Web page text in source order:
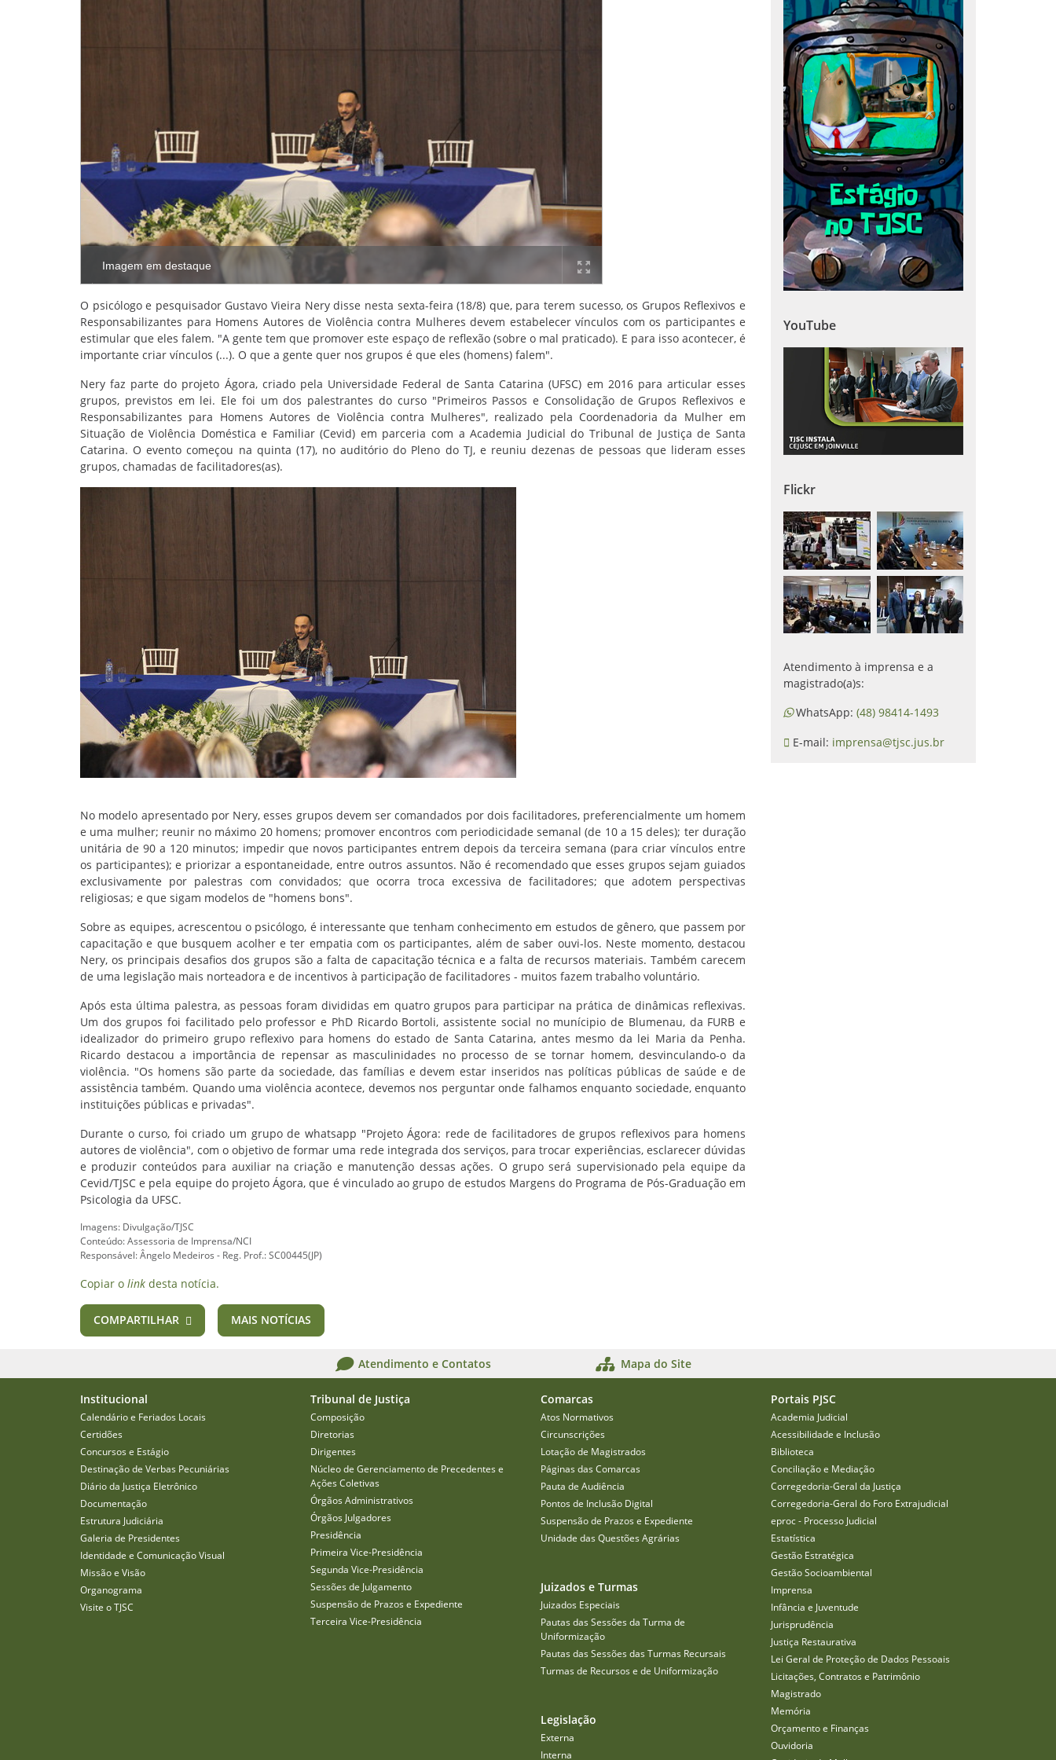
Imagem em destaque
O psicólogo e pesquisador Gustavo Vieira Nery disse nesta sexta-feira (18/8) que, para terem sucesso, os Grupos Reflexivos e
Responsabilizantes para Homens Autores de Violência contra Mulheres devem estabelecer vínculos com os participantes e
estimular que eles falem. "A gente tem que promover este espaço de reflexão (sobre o mal praticado). E para isso acontecer, é
importante criar vínculos (...). O que a gente quer nos grupos é que eles (homens) falem".
Nery faz parte do projeto Ágora, criado pela Universidade Federal de Santa Catarina (UFSC) em 2016 para articular esses
grupos, previstos em lei. Ele foi um dos palestrantes do curso "Primeiros Passos e Consolidação de Grupos Reflexivos e
Responsabilizantes para Homens Autores de Violência contra Mulheres", realizado pela Coordenadoria da Mulher em
Situação de Violência Doméstica e Familiar (Cevid) em parceria com a Academia Judicial do Tribunal de Justiça de Santa
Catarina. O evento começou na quinta (17), no auditório do Pleno do TJ, e reuniu dezenas de pessoas que lideram esses
grupos, chamadas de facilitadores(as).
No modelo apresentado por Nery, esses grupos devem ser comandados por dois facilitadores, preferencialmente um homem
e uma mulher; reunir no máximo 20 homens; promover encontros com periodicidade semanal (de 10 a 15 deles); ter duração
unitária de 90 a 120 minutos; impedir que novos participantes entrem depois da terceira semana (para criar vínculos entre
os participantes); e priorizar a espontaneidade, entre outros assuntos. Não é recomendado que esses grupos sejam guiados
exclusivamente por palestras com convidados; que ocorra troca excessiva de facilitadores; que adotem perspectivas
religiosas; e que sigam modelos de "homens bons".
Sobre as equipes, acrescentou o psicólogo, é interessante que tenham conhecimento em estudos de gênero, que passem por
capacitação e que busquem acolher e ter empatia com os participantes, além de saber ouvi-los. Neste momento, destacou
Nery, os principais desafios dos grupos são a falta de capacitação técnica e a falta de recursos materiais. Também carecem
de uma legislação mais norteadora e de incentivos à participação de facilitadores - muitos fazem trabalho voluntário.
Após esta última palestra, as pessoas foram divididas em quatro grupos para participar na prática de dinâmicas reflexivas.
Um dos grupos foi facilitado pelo professor e PhD Ricardo Bortoli, assistente social no munícipio de Blumenau, da FURB e
idealizador do primeiro grupo reflexivo para homens do estado de Santa Catarina, antes mesmo da lei Maria da Penha.
Ricardo destacou a importância de repensar as masculinidades no processo de se tornar homem, desvinculando-o da
violência. "Os homens são parte da sociedade, das famílias e devem estar inseridos nas políticas públicas de saúde e de
assistência também. Quando uma violência acontece, devemos nos perguntar onde falhamos enquanto sociedade, enquanto
instituições públicas e privadas".
Durante o curso, foi criado um grupo de whatsapp "Projeto Ágora: rede de facilitadores de grupos reflexivos para homens
autores de violência", com o objetivo de formar uma rede integrada dos serviços, para trocar experiências, esclarecer dúvidas
e produzir conteúdos para auxiliar na criação e manutenção dessas ações. O grupo será supervisionado pela equipe da
Cevid/TJSC e pela equipe do projeto Ágora, que é vinculado ao grupo de estudos Margens do Programa de Pós-Graduação em
Psicologia da UFSC.
Imagens: Divulgação/TJSC
Conteúdo: Assessoria de Imprensa/NCI
Responsável: Ângelo Medeiros - Reg. Prof.: SC00445(JP)
Copiar o link desta notícia.
COMPARTILHAR MAIS NOTÍCIAS
YouTube
Flickr
Atendimento à imprensa e a
magistrado(a)s:
WhatsApp: (48) 98414-1493
E-mail: imprensa@tjsc.jus.br
Atendimento e Contatos Mapa do Site
Institucional
Calendário e Feriados Locais
Certidões
Concursos e Estágio
Destinação de Verbas Pecuniárias
Diário da Justiça Eletrônico
Documentação
Estrutura Judiciária
Galeria de Presidentes
Identidade e Comunicação Visual
Missão e Visão
Organograma
Visite o TJSC
Tribunal de Justiça
Composição
Diretorias
Dirigentes
Núcleo de Gerenciamento de Precedentes e
Ações Coletivas
Órgãos Administrativos
Órgãos Julgadores
Presidência
Primeira Vice-Presidência
Segunda Vice-Presidência
Sessões de Julgamento
Suspensão de Prazos e Expediente
Terceira Vice-Presidência
Comarcas
Atos Normativos
Circunscrições
Lotação de Magistrados
Páginas das Comarcas
Pauta de Audiência
Pontos de Inclusão Digital
Suspensão de Prazos e Expediente
Unidade das Questões Agrárias
Juizados e Turmas
Juizados Especiais
Pautas das Sessões da Turma de
Uniformização
Pautas das Sessões das Turmas Recursais
Turmas de Recursos e de Uniformização
Legislação
Externa
Interna
Portais PJSC
Academia Judicial
Acessibilidade e Inclusão
Biblioteca
Conciliação e Mediação
Corregedoria-Geral da Justiça
Corregedoria-Geral do Foro Extrajudicial
eproc - Processo Judicial
Estatística
Gestão Estratégica
Gestão Socioambiental
Imprensa
Infância e Juventude
Jurisprudência
Justiça Restaurativa
Lei Geral de Proteção de Dados Pessoais
Licitações, Contratos e Patrimônio
Magistrado
Memória
Orçamento e Finanças
Ouvidoria